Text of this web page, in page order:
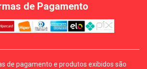
de Pagamento
de pagamento e produtos exibidos são